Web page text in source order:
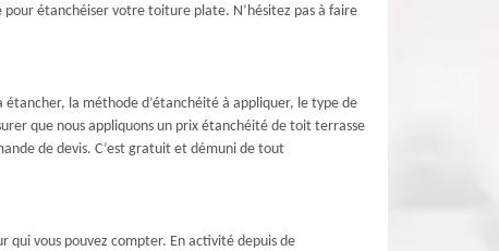
pour étanchéiser votre toiture plate. N’hésitez pas à faire
la méthode d’étanchéité à appliquer, le type de
que nous appliquons un prix étanchéité de toit terrasse
de devis. C’est gratuit et démuni de tout
qui vous pouvez compter. En activité depuis de